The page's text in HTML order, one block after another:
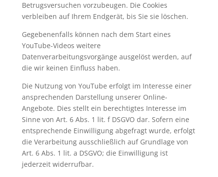
Betrugsversuchen vorzubeugen. Die Cookies
verbleiben auf Ihrem Endgerät, bis Sie sie löschen.
Gegebenenfalls können nach dem Start eines
YouTube-Videos weitere
Datenverarbeitungsvorgänge ausgelöst werden, auf
die wir keinen Einfluss haben.
Die Nutzung von YouTube erfolgt im Interesse einer
ansprechenden Darstellung unserer Online-
Angebote. Dies stellt ein berechtigtes Interesse im
Sinne von Art. 6 Abs. 1 lit. f DSGVO dar. Sofern eine
entsprechende Einwilligung abgefragt wurde, erfolgt
die Verarbeitung ausschließlich auf Grundlage von
Art. 6 Abs. 1 lit. a DSGVO; die Einwilligung ist
jederzeit widerrufbar.